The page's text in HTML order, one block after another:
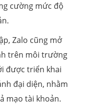
cường mức độ
Zalo cũng mở
trên môi trường
được triển khai
đại diện, nhằm
mạo tài khoản.